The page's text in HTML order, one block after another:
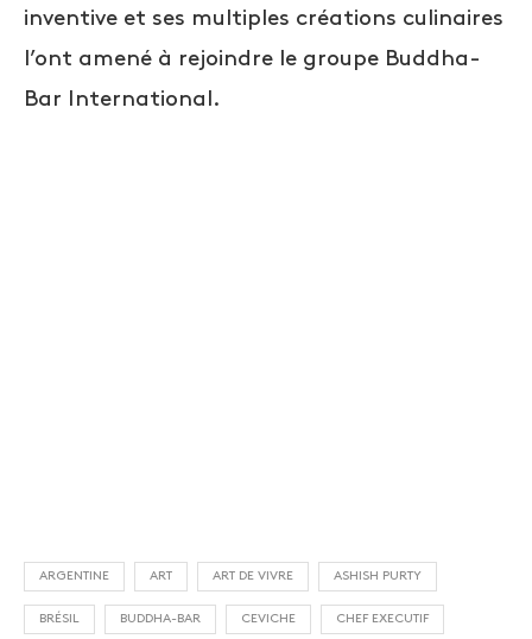
inventive et ses multiples créations culinaires
l’ont amené à rejoindre le groupe Buddha-
Bar International.
ARGENTINE ART ART DE VIVRE ASHISH PURTY
BRÉSIL BUDDHA-BAR CEVICHE CHEF EXECUTIF